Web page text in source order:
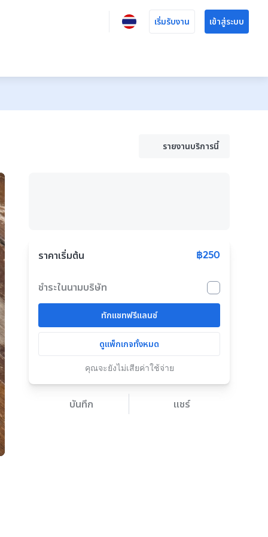
เริ่มรับงาน เข้าสู่ระบบ
รายงานบริการนี้
ราคาเริ่มต้น ฿250
ชำระในนามบริษัท
ทักแชทฟรีแลนซ์
ดูแพ็กเกจทั้งหมด
คุณจะยังไม่เสียค่าใช้จ่าย
บันทึก แชร์